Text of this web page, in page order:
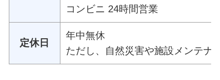
コンビニ 24時間営業
定休日
年中無休
ただし、自然災害や施設メンテナ